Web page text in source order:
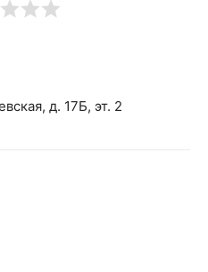
д. 17Б, эт. 2